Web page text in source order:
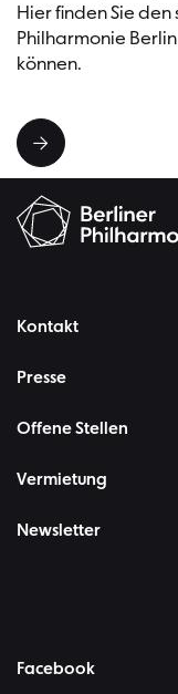
Hier finden Sie den
Philharmonie
können.
Kontakt
Presse
Offene Stellen
Vermietung
Newsletter
Facebook